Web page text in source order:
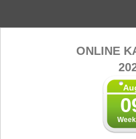
ONLINE